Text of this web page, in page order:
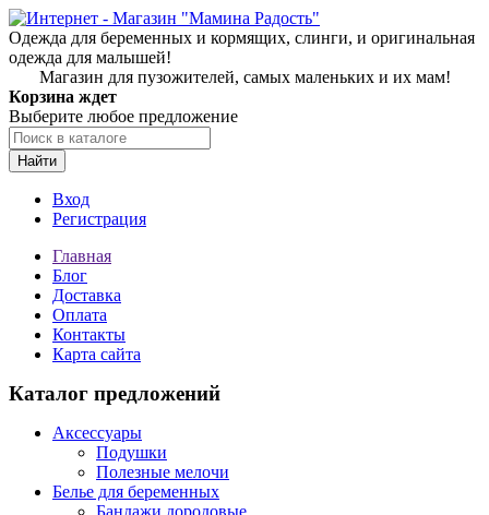
Одежда для беременных и кормящих, слинги, и оригинальная
одежда для малышей!
Магазин для пузожителей, самых маленьких и их мам!
Корзина ждет
Выберите любое предложение
Найти
Вход
Регистрация
Главная
Блог
Доставка
Оплата
Контакты
Карта сайта
Каталог предложений
Аксессуары
Подушки
Полезные мелочи
Белье для беременных
Бандажи дородовые